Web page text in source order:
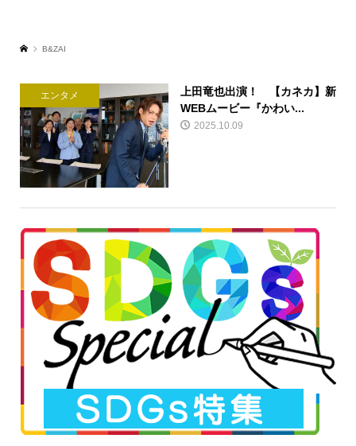
B&ZAI
エンタメ
上田竜也出演！ 【カネカ】新
WEBムービー『かわい...
2025.10.09